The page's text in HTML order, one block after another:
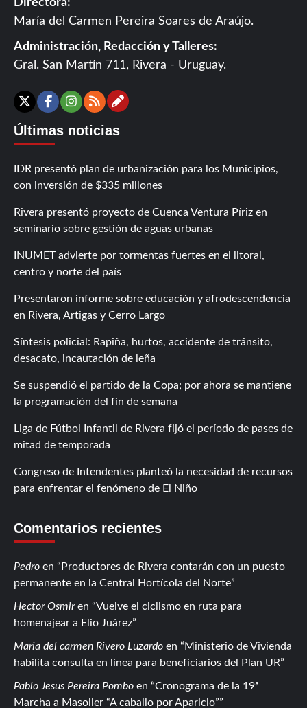
Directora:
María del Carmen Pereira Soares de Araújo.
Administración, Redacción y Talleres:
Gral. San Martín 711, Rivera - Uruguay.
X Facebook
Instagram
RSSContáctanos
Últimas noticias
IDR presentó plan de urbanización para los Municipios,
con inversión de $335 millones
Rivera presentó proyecto de Cuenca Ventura Píriz en
seminario sobre gestión de aguas urbanas
INUMET advierte por tormentas fuertes en el litoral,
centro y norte del país
Presentaron informe sobre educación y afrodescendencia
en Rivera, Artigas y Cerro Largo
Síntesis policial: Rapiña, hurtos, accidente de tránsito,
desacato, incautación de leña
Se suspendió el partido de la Copa; por ahora se mantiene
la programación del fin de semana
Liga de Fútbol Infantil de Rivera fijó el período de pases de
mitad de temporada
Congreso de Intendentes planteó la necesidad de recursos
para enfrentar el fenómeno de El Niño
Comentarios recientes
Pedro en
Productores de Rivera contarán con un puesto
permanente en la Central Hortícola del Norte
Hector Osmiren
Vuelve el ciclismo en ruta para
homenajear a Elio Juárez
Maria del carmen Rivero Luzardo en
Ministerio de Vivienda
habilita consulta en línea para beneficiarios del Plan UR
Pablo Jesus Pereira Pombo en
Cronograma de la 19ª
Marcha a Masoller “A caballo por Aparicio”